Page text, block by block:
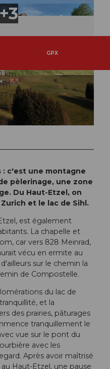
© Manuela Gili, Schwyz Tourismus
GPX
km
m
m
: c'est une montagne
pèlerinage, une zone
Du Haut-Etzel, on
et le lac de Sihl.
est également
La chapelle et
car vers 828 Meinrad,
vécu en ermite au
sur le chemin la
de Compostelle.
du lac de
et la
des prairies, pâturages
tranquillement le
vue sur le pont du
avec les
Après avoir maîtrisé
Haut-Etzel, une pause